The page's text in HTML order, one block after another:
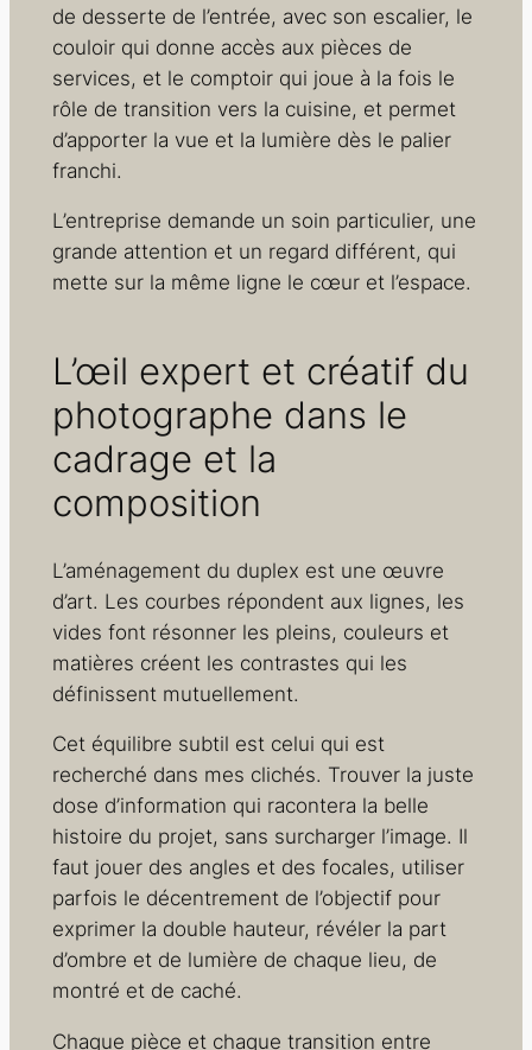
de desserte de l’entrée, avec son escalier, le
couloir qui donne accès aux pièces de
services, et le comptoir qui joue à la fois le
rôle de transition vers la cuisine, et permet
d’apporter la vue et la lumière dès le palier
franchi.
L’entreprise demande un soin particulier, une
grande attention et un regard différent, qui
mette sur la même ligne le cœur et l’espace.
L’œil expert et créatif du
photographe dans le
cadrage et la
composition
L’aménagement du duplex est une œuvre
d’art. Les courbes répondent aux lignes, les
vides font résonner les pleins, couleurs et
matières créent les contrastes qui les
définissent mutuellement.
Cet équilibre subtil est celui qui est
recherché dans mes clichés. Trouver la juste
dose d’information qui racontera la belle
histoire du projet, sans surcharger l’image. Il
faut jouer des angles et des focales, utiliser
parfois le décentrement de l’objectif pour
exprimer la double hauteur, révéler la part
d’ombre et de lumière de chaque lieu, de
montré et de caché.
Chaque pièce et chaque transition entre